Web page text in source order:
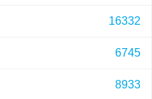
16332
6745
8933